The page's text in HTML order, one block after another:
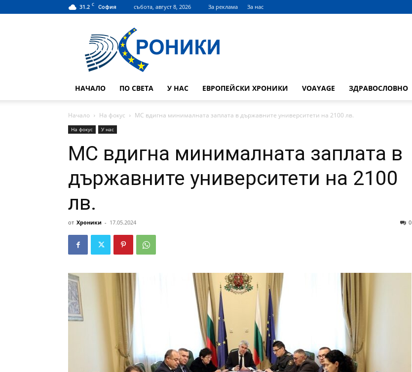
31.2 C София събота, август 8, 2026 За реклама За нас
НАЧАЛО ПО СВЕТА У НАС ЕВРОПЕЙСКИ ХРОНИКИ VOAYAGE ЗДРАВОСЛОВНО
Начало На фокус МС вдигна минималната заплата в държавните университети на 2100 лв.
На фокус У нас
МС вдигна минималната заплата в
държавните университети на 2100
лв.
от Хроники - 17.05.2024 0